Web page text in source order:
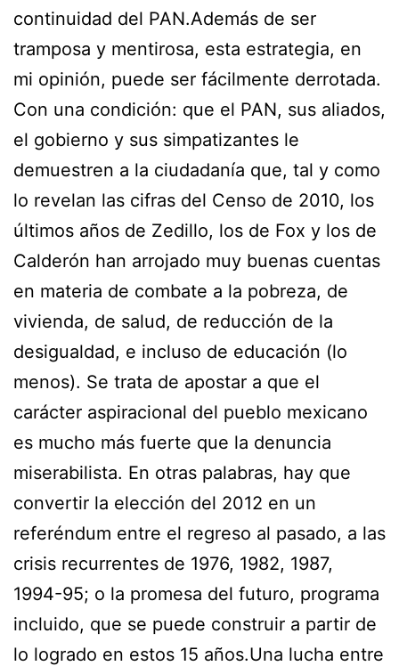
continuidad del PAN.Además de ser
tramposa y mentirosa, esta estrategia, en
mi opinión, puede ser fácilmente derrotada.
Con una condición: que el PAN, sus aliados,
el gobierno y sus simpatizantes le
demuestren a la ciudadanía que, tal y como
lo revelan las cifras del Censo de 2010, los
últimos años de Zedillo, los de Fox y los de
Calderón han arrojado muy buenas cuentas
en materia de combate a la pobreza, de
vivienda, de salud, de reducción de la
desigualdad, e incluso de educación (lo
menos). Se trata de apostar a que el
carácter aspiracional del pueblo mexicano
es mucho más fuerte que la denuncia
miserabilista. En otras palabras, hay que
convertir la elección del 2012 en un
referéndum entre el regreso al pasado, a las
crisis recurrentes de 1976, 1982, 1987,
1994-95; o la promesa del futuro, programa
incluido, que se puede construir a partir de
lo logrado en estos 15 años.Una lucha entre